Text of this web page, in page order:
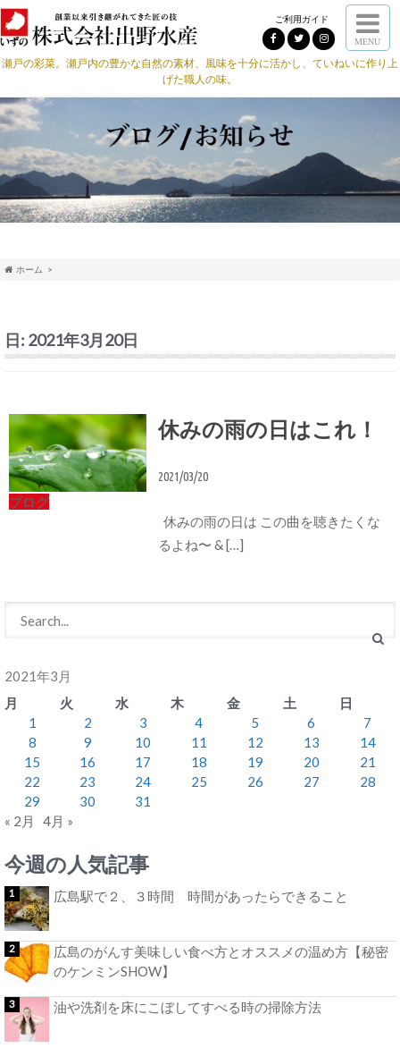
ご利用ガイド
MENU
瀬戸の彩菜。瀬戸内の豊かな自然の素材、風味を十分に活かし、ていねいに作り上
げた職人の味。
ホーム
日: 2021年3月20日
ブログ
休みの雨の日はこれ！
2021/03/20
休みの雨の日は この曲を聴きたくな
るよね〜 & […]
2021年3月
月
火 水 木 金 土
日
1
2 3 4 5 6
7
8
9 10 11 12 13
14
15
16 17 18 19 20
21
22
23 24 25 26 27
28
29
30
31
« 2月
4月 »
今週の人気記事
広島駅で２、３時間 時間があったらできること
広島のがんす美味しい食べ方とオススメの温め方【秘密
のケンミンSHOW】
油や洗剤を床にこぼしてすべる時の掃除方法